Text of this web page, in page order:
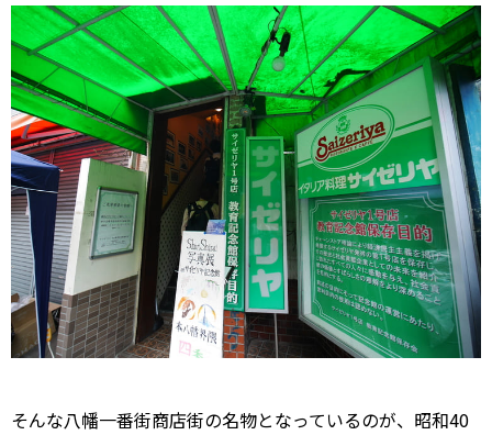
そんな八幡一番街商店街の名物となっているのが、昭和40